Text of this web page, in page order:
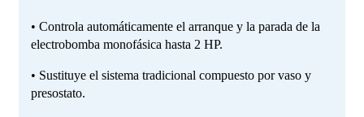
• Controla automáticamente el arranque y la parada de la
electrobomba monofásica hasta 2 HP.
• Sustituye el sistema tradicional compuesto por vaso y
presostato.